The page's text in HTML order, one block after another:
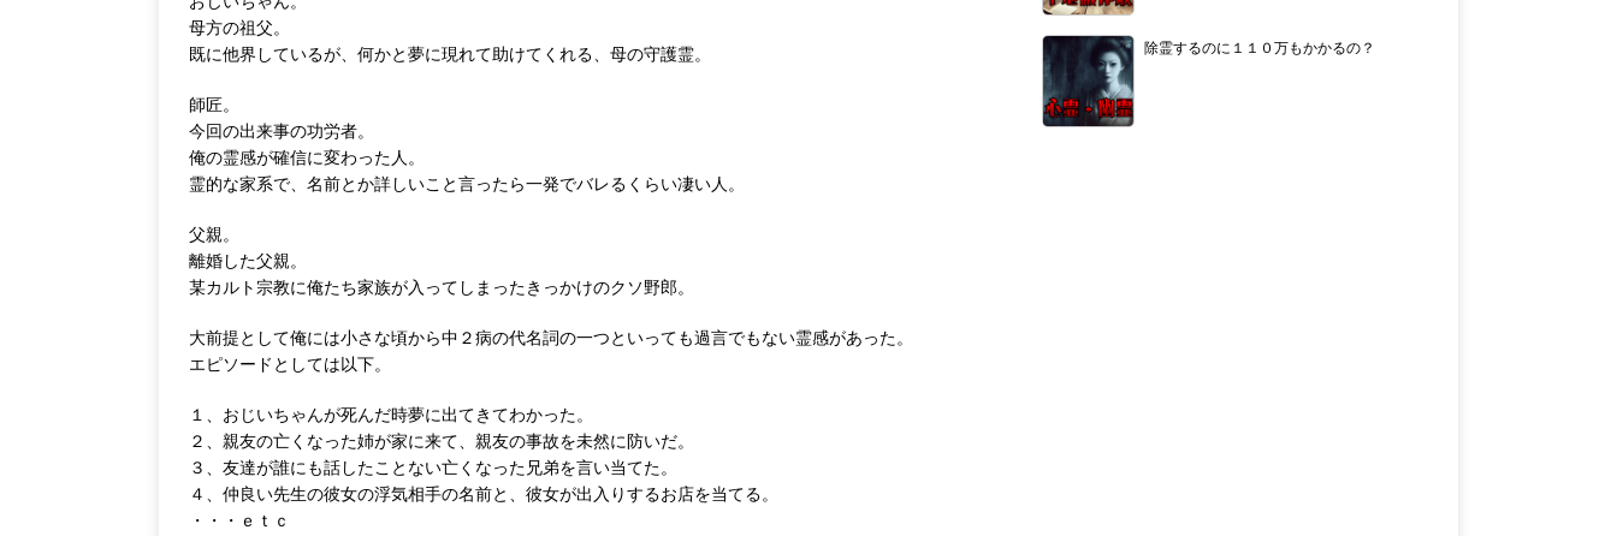
母方の祖父。
既に他界しているが、何かと夢に現れて助けてくれる、母の守護霊。
師匠。
今回の出来事の功労者。
俺の霊感が確信に変わった人。
霊的な家系で、名前とか詳しいこと言ったら一発でバレるくらい凄い人。
父親。
離婚した父親。
某カルト宗教に俺たち家族が入ってしまったきっかけのクソ野郎。
大前提として俺には小さな頃から中２病の代名詞の一つといっても過言でもない霊感があった。
エピソードとしては以下。
１、おじいちゃんが死んだ時夢に出てきてわかった。
２、親友の亡くなった姉が家に来て、親友の事故を未然に防いだ。
３、友達が誰にも話したことない亡くなった兄弟を言い当てた。
４、仲良い先生の彼女の浮気相手の名前と、彼女が出入りするお店を当てる。
・・・ｅｔｃ
除霊するのに１１０万もかかるの？